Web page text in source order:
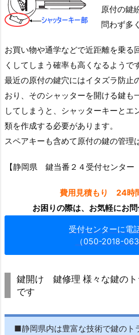
換
1.
6.
静
岡
葵
区
北
車
ン
ク
原付の鍵
問わず多
お買い物や通学などで近距離を乗る
くしてしまう確率も高くなるようで
最近の原付の鍵穴にはイタズラ防止
おり、そのシャッターを開ける鍵も
してしまうと、シャッターキーとエ
類を作成する必要があります。
スペアキーも含めて原付の鍵の管理
【静岡県 鍵当番２４受付センタ
費用見積もり 24時
お困りの際は、お気軽にお問
受付センターに電
（050-2018-
鍵開け 鍵修理 様々な鍵のト
です
■静岡県内は豊富な技術で鍵のト